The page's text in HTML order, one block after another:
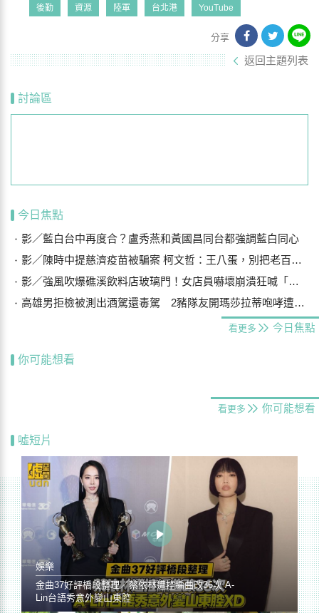
後勤 資源 陸軍 台北港 YouTube
分享
返回主題列表
討論區
今日焦點
影／藍白台中再度合？盧秀燕和黃國昌同台都強調藍白同心
影／陳時中提慈濟疫苗被騙案 柯文哲：王八蛋，別把老百姓當白痴
影／強風吹爆礁溪飲料店玻璃門！女店員嚇壞崩潰狂喊「手機在哪？」
高雄男拒檢被測出酒駕還毒駕 2豬隊友開瑪莎拉蒂咆哮遭警壓制
看更多 今日焦點
你可能想看
看更多 你可能想看
噓短片
娛樂
金曲37好評橋段整理／蔡依林遭控編曲改36次 A-
Lin台語秀意外變山東腔